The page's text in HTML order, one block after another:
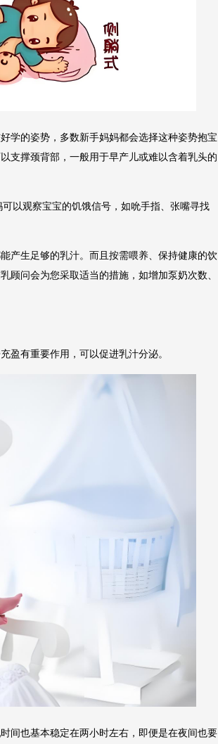
学的姿势，多数新手妈妈都会选择这种姿势抱宝
支撑颈背部，一般用于早产儿或难以含着乳头的
以观察宝宝的饥饿信号，如吮手指、张嘴寻找
产生足够的乳汁。而且按需喂养、保持健康的饮
顾问会为您采取适当的措施，如增加泵奶次数、
盈有重要作用，可以促进乳汁分泌。
间也基本稳定在两小时左右，即便是在夜间也要